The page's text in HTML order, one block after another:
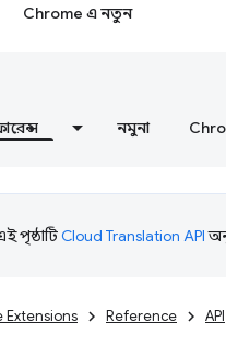
Chrome এ নতুন
নমুনা
পৃষ্ঠাটিCloud Translation API
Extensions Reference API